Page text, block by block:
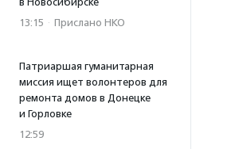
13:15 · Прислано НКО
Патриаршая гуманитарная
миссия ищет волонтеров для
ремонта домов в Донецке
и Горловке
12:59